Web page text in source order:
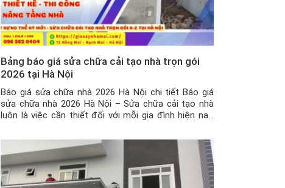
Bảng báo giá sửa chữa cải tạo nhà trọn gói
2026 tại Hà Nội
Báo giá sửa chữa nhà 2026 Hà Nội chi tiết Báo giá
sửa chữa nhà 2026 Hà Nội – Sửa chữa cải tạo nhà
luôn là việc cần thiết đối với mỗi gia đình hiện nay.
ứng được những nhu cầu thiết yếu […]